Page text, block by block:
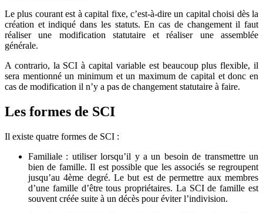
Le plus courant est à capital fixe, c’est-à-dire un capital choisi dès la
création et indiqué dans les statuts. En cas de changement il faut
réaliser une modification statutaire et réaliser une assemblée
générale.
A contrario, la SCI à capital variable est beaucoup plus flexible, il
sera mentionné un minimum et un maximum de capital et donc en
cas de modification il n’y a pas de changement statutaire à faire.
Les formes de SCI
Il existe quatre formes de SCI :
Familiale : utiliser lorsqu’il y a un besoin de transmettre un
bien de famille. Il est possible que les associés se regroupent
jusqu’au 4ème degré. Le but est de permettre aux membres
d’une famille d’être tous propriétaires. La SCI de famille est
souvent créée suite à un décès pour éviter l’indivision.